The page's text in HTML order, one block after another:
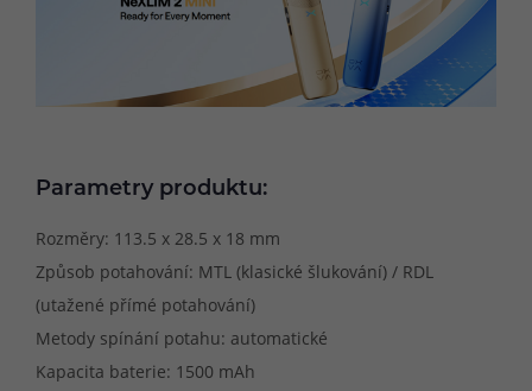
Parametry produktu:
Rozměry: 113.5 x 28.5 x 18 mm
Způsob potahování: MTL (klasické šlukování) / RDL
(utažené přímé potahování)
Metody spínání potahu: automatické
Kapacita baterie: 1500 mAh